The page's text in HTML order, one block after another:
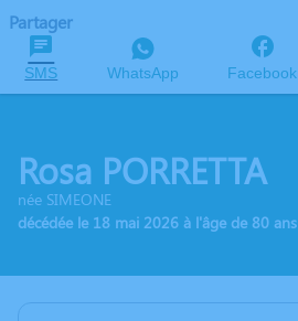
Partager
SMS WhatsApp Facebook
Rosa PORRETTA
née SIMEONE
décédée le 18 mai 2026 à l'âge de 80 ans